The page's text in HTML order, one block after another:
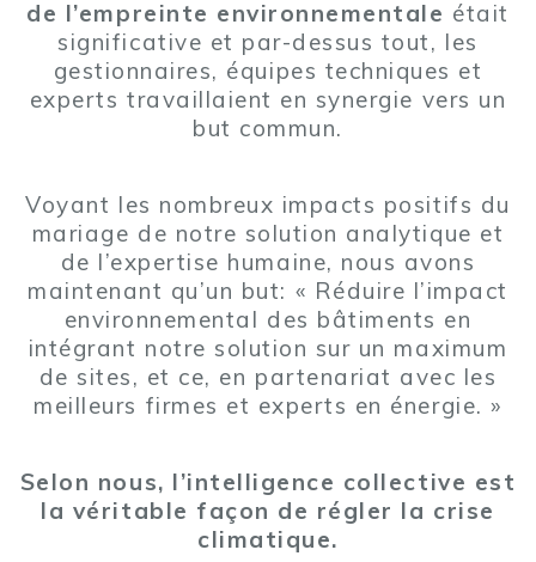
de l’empreinte environnementale était
significative et par-dessus tout, les
gestionnaires, équipes techniques et
experts travaillaient en synergie vers un
but commun.
Voyant les nombreux impacts positifs du
mariage de notre solution analytique et
de l’expertise humaine, nous avons
maintenant qu’un but: « Réduire l’impact
environnemental des bâtiments en
intégrant notre solution sur un maximum
de sites, et ce, en partenariat avec les
meilleurs firmes et experts en énergie. »
Selon nous, l’intelligence collective est
la véritable façon de régler la crise
climatique.